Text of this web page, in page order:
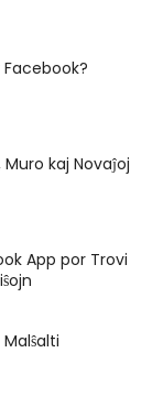
Facebook?
Muro kaj Novaĵoj
App por Trovi
Malŝalti